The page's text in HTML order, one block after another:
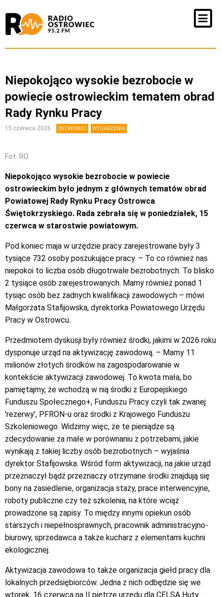
Niepokojąco wysokie bezrobocie w
powiecie ostrowieckim tematem obrad
Rady Rynku Pracy
15 czerwca 2026 OSTROWIEC WYDARZENIA
Fot. RO
Niepokojąco wysokie bezrobocie w powiecie
ostrowieckim było jednym z głównych tematów obrad
Powiatowej Rady Rynku Pracy Ostrowca
Świętokrzyskiego. Rada zebrała się w poniedziałek, 15
czerwca w starostwie powiatowym.
Pod koniec maja w urzędzie pracy zarejestrowane były 3
tysiące 732 osoby poszukujące pracy. – To co również nas
niepokoi to liczba osób długotrwale bezrobotnych. To blisko
2 tysiące osób zarejestrowanych. Mamy również ponad 1
tysiąc osób bez żadnych kwalifikacji zawodowych – mówi
Małgorzata Stafijowska, dyrektorka Powiatowego Urzędu
Pracy w Ostrowcu.
Przedmiotem dyskusji były również środki, jakimi w 2026 roku
dysponuje urząd na aktywizację zawodową. – Mamy 11
milionów złotych środków na zagospodarowanie w
kontekście aktywizacji zawodowej. To kwota mała, bo
pamiętajmy, że wchodzą w nią środki z Europejskiego
Funduszu Społecznego+, Funduszu Pracy czyli tak zwanej
'rezerwy’, PFRON-u oraz środki z Krajowego Funduszu
Szkoleniowego. Widzimy więc, że te pieniądze są
zdecydowanie za małe w porównaniu z potrzebami, jakie
wynikają z takiej liczby osób bezrobotnych – wyjaśnia
dyrektor Stafijowska. Wśród form aktywizacji, na jakie urząd
przeznaczył bądź przeznaczy otrzymane środki znajdują się
bony na zasiedlenie, organizacja staży, prace interwencyjne,
roboty publiczne czy też szkolenia, na które wciąż
prowadzone są zapisy. To między innymi opiekun osób
starszych i niepełnosprawnych, pracownik administracyjno-
biurowy, sprzedawca a także kucharz z elementami kuchni
ekologicznej.
Aktywizacja zawodowa to także organizacja giełd pracy dla
lokalnych przedsiębiorców. Jedna z nich odbędzie się we
wtorek, 16 czerwca na II piętrze urzędu dla CELSA Huty